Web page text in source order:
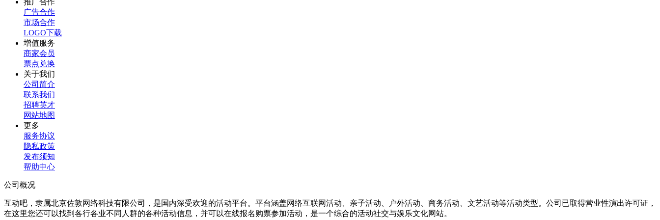
推广合作
广告合作
市场合作
LOGO下载
增值服务
商家会员
票点兑换
关于我们
公司简介
联系我们
招聘英才
网站地图
更多
服务协议
隐私政策
发布须知
帮助中心
公司概况
互动吧，隶属北京佐敦网络科技有限公司，是国内深受欢迎的活动平台。平台涵盖网络互联网活动、亲子活动、户外活动、商务活动、文艺活动等活动类型。公司已取得营业性演出许可证，
在这里您还可以找到各行各业不同人群的各种活动信息，并可以在线报名购票参加活动，是一个综合的活动社交与娱乐文化网站。